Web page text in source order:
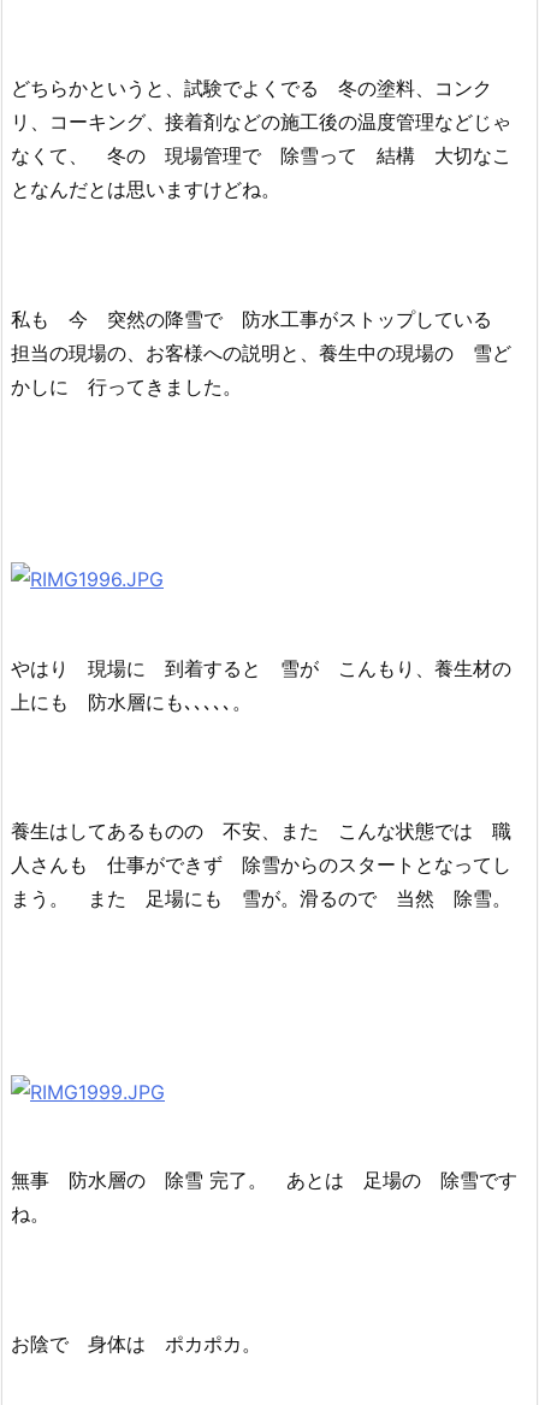
どちらかというと、試験でよくでる 冬の塗料、コンク
リ、コーキング、接着剤などの施工後の温度管理などじゃ
なくて、 冬の 現場管理で 除雪って 結構 大切なこ
となんだとは思いますけどね。
私も 今 突然の降雪で 防水工事がストップしている
担当の現場の、お客様への説明と、養生中の現場の 雪ど
かしに 行ってきました。
やはり 現場に 到着すると 雪が こんもり、養生材の
上にも 防水層にも､､､､､。
養生はしてあるものの 不安、また こんな状態では 職
人さんも 仕事ができず 除雪からのスタートとなってし
まう。 また 足場にも 雪が。滑るので 当然 除雪。
無事 防水層の 除雪 完了。 あとは 足場の 除雪です
ね。
お陰で 身体は ポカポカ。